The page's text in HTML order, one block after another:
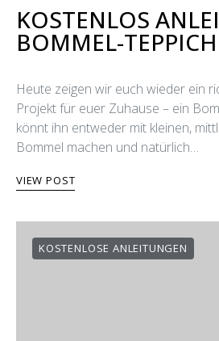
KOSTENLOS
BOMMEL-TEPPICH
Heute zeigen wir euch wieder ein
Projekt für euer Zuhause – ein
könnt ihn entweder mit kleinen,
Bommel machen und natürlich…
VIEW POST
KOSTENLOSE ANLEITUNGEN